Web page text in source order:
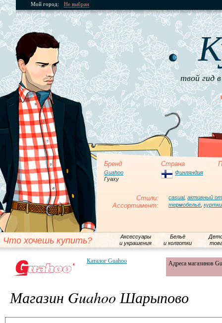
Мой город: Не выбран
твой гид
Бренд Страна
Guahoo
Гуаху
Финляндия
Стили: casual, активный
Ассортимент: термобельё куртки
Что хочешь купить?
Аксессуары
и украшения
Бельё
и колготки
Каталог Guahoo Адреса магазинов
Магазин Guahoo Шарыпово